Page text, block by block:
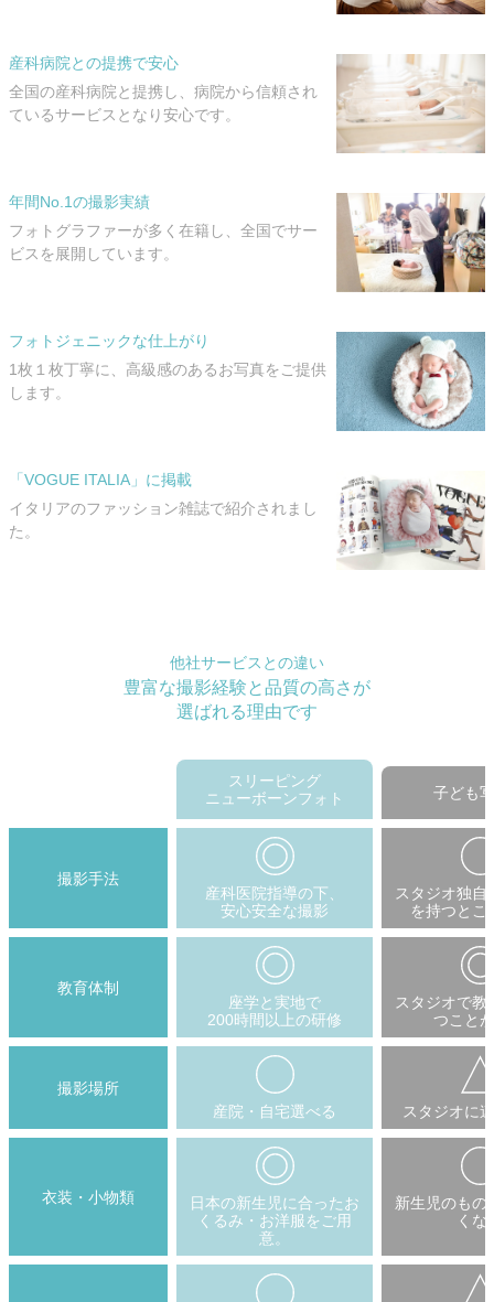
産科病院との提携で安心
全国の産科病院と提携し、病院から信頼され
ているサービスとなり安心です。
年間No.1の撮影実績
フォトグラファーが多く在籍し、全国でサー
ビスを展開しています。
フォトジェニックな仕上がり
1枚１枚丁寧に、高級感のあるお写真をご提供
します。
「VOGUE ITALIA」に掲載
イタリアのファッション雑誌で紹介されまし
た。
他社サービスとの違い
豊富な撮影経験と品質の高さが
選ばれる理由です
スリーピング
ニューボーンフォト
子ども
撮影手法
産科医院指導の下、
安心安全な撮影
スタジオ独自
を持つとこ
教育体制
座学と実地で
200時間以上の研修
スタジオで教
つこと
撮影場所
産院・自宅選べる
スタジオに
衣装・小物類
日本の新生児に合ったお
くるみ・お洋服をご用
意。
新生児のもの
くな